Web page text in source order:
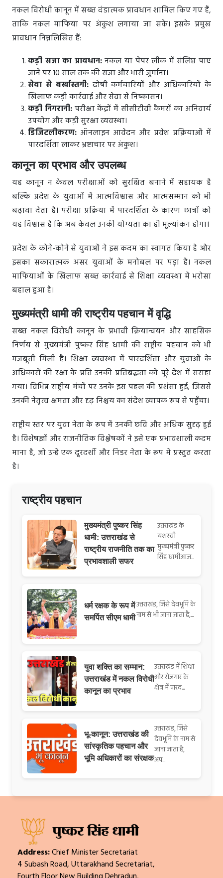
नकल विरोधी कानून में सख्त दंडात्मक प्रावधान शामिल किए गए हैं,
ताकि नकल माफिया पर अंकुश लगाया जा सके। इसके प्रमुख
प्रावधान निम्नलिखित हैं:
कड़ी सजा का प्रावधान:नकल या पेपर लीक में संलिप्त पाए
जाने पर 10 साल तक की सजा और भारी जुर्माना।
सेवा से बर्खास्तगी:दोषी कर्मचारियों और अधिकारियों के
खिलाफ कड़ी कार्रवाई और सेवा से निष्कासन।
कड़ी निगरानी:परीक्षा केंद्रों में सीसीटीवी कैमरों का अनिवार्य
उपयोग और कड़ी सुरक्षा व्यवस्था।
डिजिटलीकरण: ऑनलाइन आवेदन और प्रवेश प्रक्रियाओं में
पारदर्शिता लाकर भ्रष्टाचार पर अंकुश।
कानून का प्रभाव और उपलब्ध
यह कानून न केवल परीक्षाओं को सुरक्षित बनाने में सहायक है
बल्कि प्रदेश के युवाओं में आत्मविश्वास और आत्मसम्मान को भी
बढ़ावा देता है। परीक्षा प्रक्रिया में पारदर्शिता के कारण छात्रों को
यह विश्वास है कि अब केवल उनकी योग्यता का ही मूल्यांकन होगा।
प्रदेश के कोने-कोने से युवाओं ने इस कदम का स्वागत किया है और
इसका सकारात्मक असर युवाओं के मनोबल पर पड़ा है। नकल
माफियाओं के खिलाफ सख्त कार्रवाई से शिक्षा व्यवस्था में भरोसा
बहाल हुआ है।
मुख्यमंत्री धामी की राष्ट्रीय पहचान में वृद्धि
सख्त नकल विरोधी कानून के प्रभावी क्रियान्वयन और साहसिक
निर्णय से मुख्यमंत्री पुष्कर सिंह धामी की राष्ट्रीय पहचान को भी
मजबूती मिली है। शिक्षा व्यवस्था में पारदर्शिता और युवाओं के
अधिकारों की रक्षा के प्रति उनकी प्रतिबद्धता को पूरे देश में सराहा
गया। विभिन्न राष्ट्रीय मंचों पर उनके इस पहल की प्रशंसा हुई, जिससे
उनकी नेतृत्व क्षमता और दृढ़ निश्चय का संदेश व्यापक रूप से पहुँचा।
राष्ट्रीय स्तर पर युवा नेता के रूप में उनकी छवि और अधिक सुदृढ़ हुई
है। विशेषज्ञों और राजनीतिक विश्लेषकों ने इसे एक प्रभावशाली कदम
माना है, जो उन्हें एक दूरदर्शी और निडर नेता के रूप में प्रस्तुत करता
है।
राष्ट्रीय पहचान
मुख्यमंत्री पुष्कर सिंह
धामी: उत्तराखंड से
राष्ट्रीय राजनीति तक का
प्रभावशाली सफर
उत्तराखंड के
यशस्वी
मुख्यमंत्री पुष्कर
सिंह धामीआज...
धर्म रक्षक के रूप में
समर्पित सीएम धामी
उत्तराखंड, जिसे देवभूमि के
नाम से भी जाना जाता है,...
युवा शक्ति का सम्मान:
उत्तराखंड में नकल विरोधी
कानून का प्रभाव
उत्तराखंड में शिक्षा
और रोजगार के
क्षेत्र में पारद...
भू-कानून: उत्तराखंड की
सांस्कृतिक पहचान और
भूमि अधिकारों का संरक्षक
उत्तराखंड, जिसे
देवभूमि के नाम से
जाना जाता है,
अप...
Address:Chief Minister Secretariat
4 Subash Road, Uttarakhand Secretariat,